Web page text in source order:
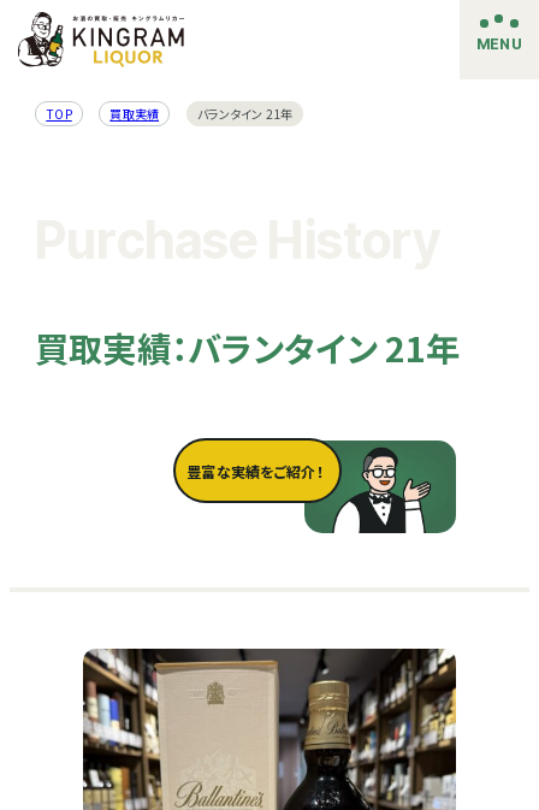
MENU
TOP 買取実績 バランタイン 21年
買取実績：バランタイン 21年
豊富な実績をご紹介！